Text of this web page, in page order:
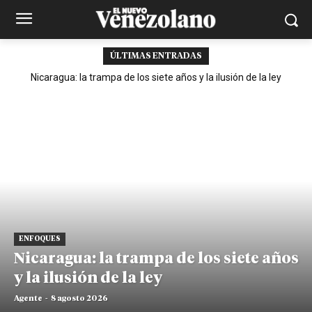
ÚLTIMAS ENTRADAS
Nicaragua: la trampa de los siete años y la ilusión de la ley
ENFOQUES
Nicaragua: la trampa de los siete años
y la ilusión de la ley
Agente - 8 agosto 2026